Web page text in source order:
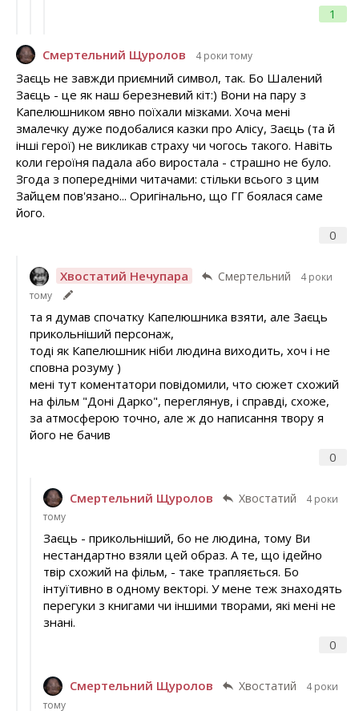
1
Смертельний Щуролов 4 роки тому
0
Заєць не завжди приємний символ, так. Бо Шалений
Заєць - це як наш березневий кіт:) Вони на пару з
Капелюшником явно поїхали мізками. Хоча мені
змалечку дуже подобалися казки про Алісу, Заєць (та й
інші герої) не викликав страху чи чогось такого. Навіть
коли героїня падала або виростала - страшно не було.
Згода з попередніми читачами: стільки всього з цим
Зайцем пов'язано... Оригінально, що ГГ боялася саме
його.
Хвостатий Нечупара Смертельний
4 роки
тому
0
та я думав спочатку Капелюшника взяти, але Заєць
прикольніший персонаж,
тоді як Капелюшник ніби людина виходить, хоч і не
сповна розуму )
мені тут коментатори повідомили, что сюжет схожий
на фільм "Доні Дарко", переглянув, і справді, схоже,
за атмосферою точно, але ж до написання твору я
його не бачив
Смертельний Щуролов Хвостатий
4 роки
тому
0
Заєць - прикольніший, бо не людина, тому Ви
нестандартно взяли цей образ. А те, що ідейно
твір схожий на фільм, - таке трапляється. Бо
інтуїтивно в одному векторі. У мене теж знаходять
перегуки з книгами чи іншими творами, які мені не
знані.
Смертельний Щуролов Хвостатий
4 роки
тому